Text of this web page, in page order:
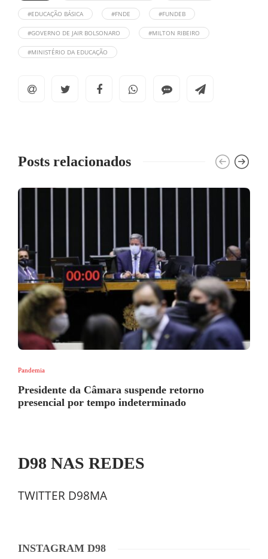
#EDUCAÇÃO BÁSICA #FNDE #FUNDEB
#GOVERNO DE JAIR BOLSONARO #MILTON RIBEIRO
#MINISTÉRIO DA EDUCAÇÃO
Posts relacionados
Pandemia
Presidente da Câmara suspende retorno
presencial por tempo indeterminado
D98 NAS REDES
TWITTER D98MA
INSTAGRAM D98